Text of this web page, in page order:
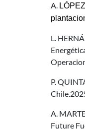
A.
L.
P.
A.
Future